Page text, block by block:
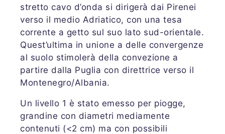
stretto cavo d’onda si dirigerà dai Pirenei
verso il medio Adriatico, con una tesa
corrente a getto sul suo lato sud-orientale.
Quest’ultima in unione a delle convergenze
al suolo stimolerà della convezione a
partire dalla Puglia con direttrice verso il
Montenegro/Albania.
Un livello 1 è stato emesso per piogge,
grandine con diametri mediamente
contenuti (<2 cm) ma con possibili